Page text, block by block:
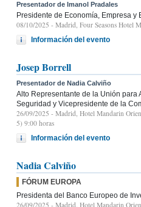
Presentador de Imanol Pradales
Presidente de Economía, Empresa y
08/10/2025 - Madrid, Four Seasons Hotel
Información del evento
Josep Borrell
Presentador de Nadia Calviño
Alto Representante de la Unión para
Seguridad y Vicepresidente de la
26/09/2025 - Madrid, Hotel Mandarin
5) 9:00 horas
Información del evento
Nadia Calviño
FÓRUM EUROPA
Presidenta del Banco Europeo de
26/09/2025 - Madrid, Hotel Mandarin